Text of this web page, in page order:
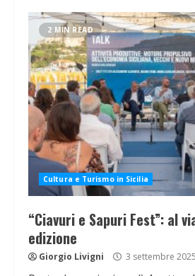
2 MIN READ
Cultura e Turismo in Sicilia
“Ciavuri e Sapuri Fest”: al
edizione
Giorgio Livigni 3 settembre 2025